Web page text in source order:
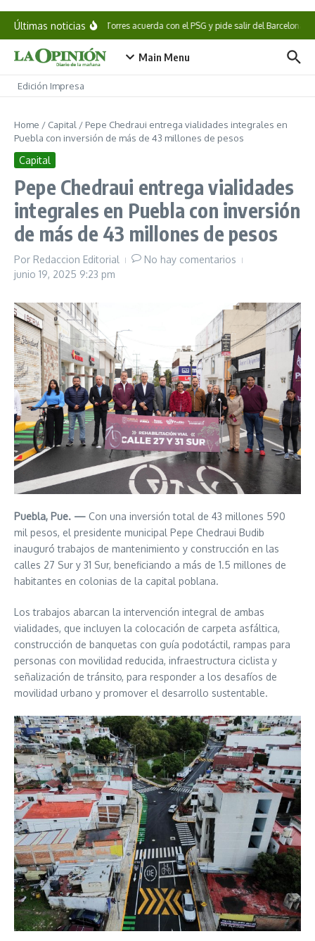
Saltar al contenido
Últimas noticiasFerran Torres acuerda con el PSG y pide salir del Barcelona
Main Menu
Edición Impresa
Home / Capital / Pepe Chedraui entrega vialidades integrales en
Puebla con inversión de más de 43 millones de pesos
Capital
Pepe Chedraui entrega vialidades
integrales en Puebla con inversión
de más de 43 millones de pesos
Por Redaccion Editorial
No hay comentarios
junio 19, 2025 9:23 pm
Puebla, Pue. — Con una inversión total de 43 millones 590
mil pesos, el presidente municipal Pepe Chedraui Budib
inauguró trabajos de mantenimiento y construcción en las
calles 27 Sur y 31 Sur, beneficiando a más de 1.5 millones de
habitantes en colonias de la capital poblana.
Los trabajos abarcan la intervención integral de ambas
vialidades, que incluyen la colocación de carpeta asfáltica,
construcción de banquetas con guía podotáctil, rampas para
personas con movilidad reducida, infraestructura ciclista y
señalización de tránsito, para responder a los desafíos de
movilidad urbano y promover el desarrollo sustentable.